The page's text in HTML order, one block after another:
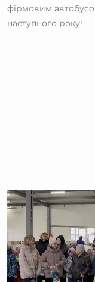
фірмовим
наступного року!